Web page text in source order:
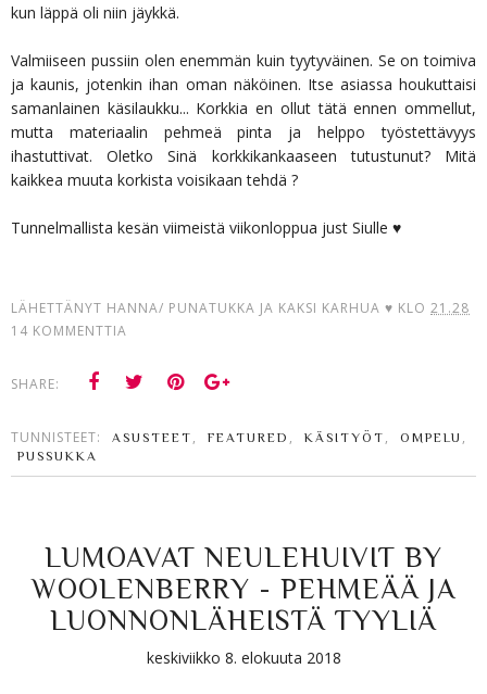
kun läppä oli niin jäykkä.
Valmiiseen pussiin olen enemmän kuin tyytyväinen. Se on toimiva
ja kaunis, jotenkin ihan oman näköinen. Itse asiassa houkuttaisi
samanlainen käsilaukku... Korkkia en ollut tätä ennen ommellut,
mutta materiaalin pehmeä pinta ja helppo työstettävyys
ihastuttivat. Oletko Sinä korkkikankaaseen tutustunut? Mitä
kaikkea muuta korkista voisikaan tehdä ?
Tunnelmallista kesän viimeistä viikonloppua just Siulle ♥
LÄHETTÄNYT HANNA/ PUNATUKKA JA KAKSI KARHUA ♥ KLO 21.28
14 KOMMENTTIA
SHARE:
TUNNISTEET: ASUSTEET , FEATURED , KÄSITYÖT , OMPELU ,
PUSSUKKA
LUMOAVAT NEULEHUIVIT BY
WOOLENBERRY - PEHMEÄÄ JA
LUONNONLÄHEISTÄ TYYLIÄ
keskiviikko 8. elokuuta 2018